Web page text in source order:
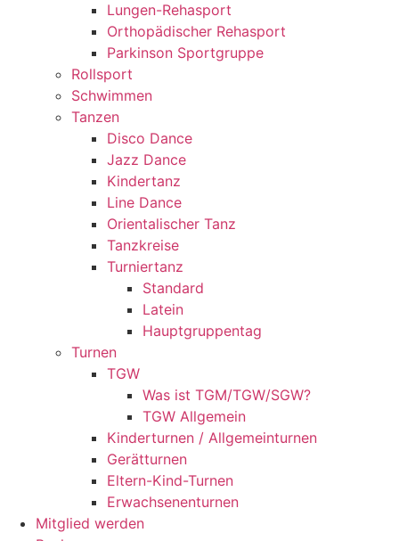
Lungen-Rehasport
Orthopädischer Rehasport
Parkinson Sportgruppe
Rollsport
Schwimmen
Tanzen
Disco Dance
Jazz Dance
Kindertanz
Line Dance
Orientalischer Tanz
Tanzkreise
Turniertanz
Standard
Latein
Hauptgruppentag
Turnen
TGW
Was ist TGM/TGW/SGW?
TGW Allgemein
Kinderturnen / Allgemeinturnen
Gerätturnen
Eltern-Kind-Turnen
Erwachsenenturnen
Mitglied werden